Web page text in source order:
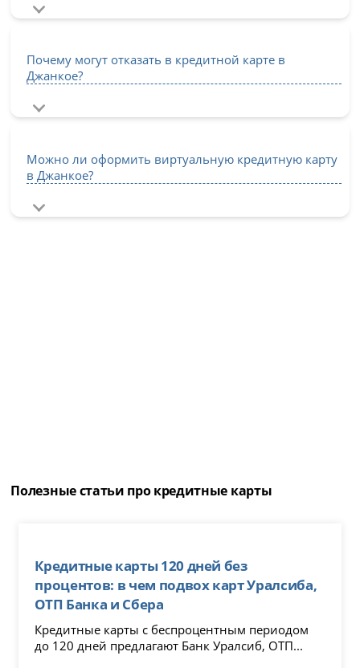
Почему могут отказать в кредитной карте в
Джанкое?
Можно ли оформить виртуальную кредитную карту
в Джанкое?
Полезные статьи про кредитные карты
Кредитные карты 120 дней без
процентов: в чем подвох карт Уралсиба,
ОТП Банка и Сбера
Кредитные карты с беспроцентным периодом
до 120 дней предлагают Банк Уралсиб, ОТП...